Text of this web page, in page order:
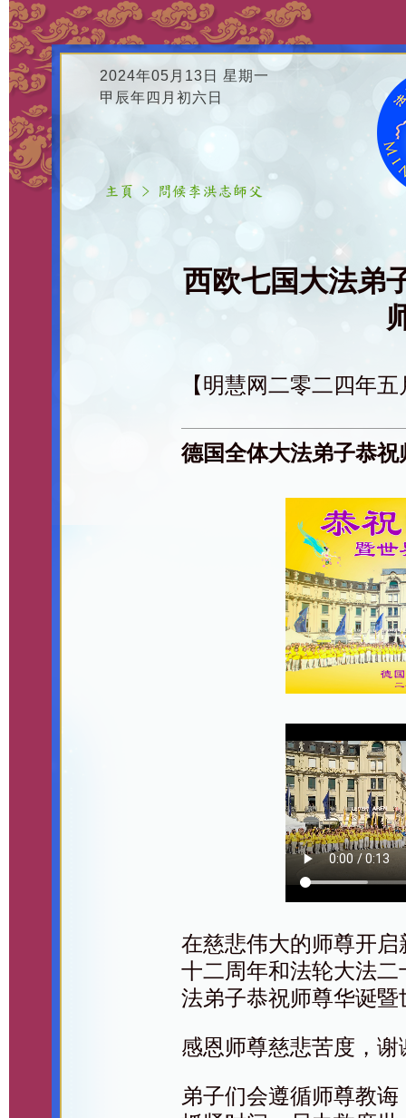
2024年05月13日 星期一
甲辰年四月初六日
西欧七国大法弟
【明慧网二零二四年
德国全体大法弟子恭
在慈悲伟大的师尊开
十二周年和法轮大法
法弟子恭祝师尊华诞
感恩师尊慈悲苦度，谢
弟子们会遵循师尊教